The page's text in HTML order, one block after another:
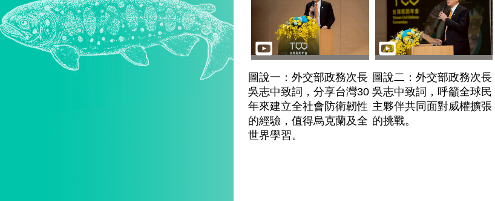
圖說一：外交部政務次長
吳志中致詞，分享台灣30
年來建立全社會防衛韌性
的經驗，值得烏克蘭及全
世界學習。
圖說二：外交部政務次長
吳志中致詞，呼籲全球民
主夥伴共同面對威權擴張
的挑戰。